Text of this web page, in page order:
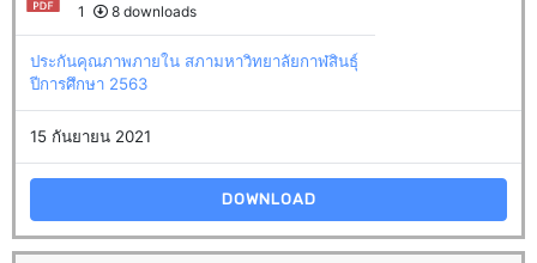
1 8 downloads
ประกันคุณภาพภายใน สภามหาวิทยาลัยกาฬสินธุ์
ปีการศึกษา 2563
15 กันยายน 2021
DOWNLOAD